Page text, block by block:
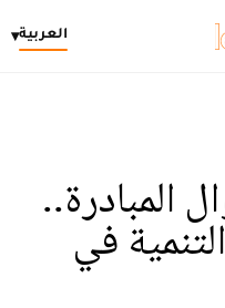
العربية▾
المبادرة..
في